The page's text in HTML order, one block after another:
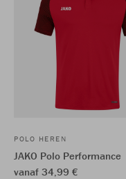
POLO HEREN
JAKO Polo Performance
vanaf 34,99 €